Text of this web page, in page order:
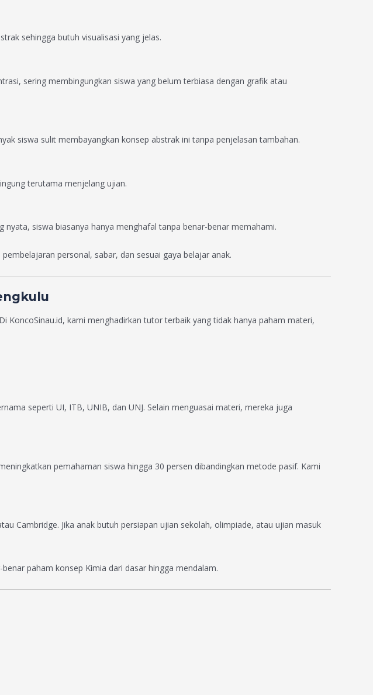
sehingga butuh visualisasi yang jelas.
sering membingungkan siswa yang belum terbiasa dengan grafik atau
siswa sulit membayangkan konsep abstrak ini tanpa penjelasan tambahan.
terutama menjelang ujian.
siswa biasanya hanya menghafal tanpa benar-benar memahami.
personal, sabar, dan sesuai gaya belajar anak.
KoncoSinau.id, kami menghadirkan tutor terbaik yang tidak hanya paham materi,
seperti UI, ITB, UNIB, dan UNJ. Selain menguasai materi, mereka juga
pemahaman siswa hingga 30 persen dibandingkan metode pasif. Kami
Cambridge. Jika anak butuh persiapan ujian sekolah, olimpiade, atau ujian masuk
paham konsep Kimia dari dasar hingga mendalam.